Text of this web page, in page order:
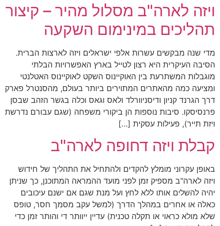
ויזה לארה"ב מסלול מהיר – קיצור
תהליכים במינימום השקעה
מדי שנה מבקשים עשרות אלפי ישראלים ויזה לארצות הברית.
הסיבה העיקרית היא רצון לטייל בארץ האפשרויות הבלתי
מוגבלות המשתרעת בין האוקיינוס השקט לאוקיינוס האטלנטי
ומציעה כמה מהאתרים המתוירים ביותר בעולם, מהסנטרל פארק
דרך הגרנד קניון ודיסניוורלד ולאס וגאס וכלה בגשר הזהב שבסן
פרנסיסקו. סיבות נוספות הן ביקורי משפחה (שגם עבורם נדרשת
ויזת תייר), פעילות עסקית […]
קבלת ויזה דחופה לארה"ב
באופן עקרוני מומלץ להקדים ולהתחיל את התהליך של חידוש
ויזה לארה"ב מספיק זמן לפני מועד ההמראה המתוכנן, כך שניתן
יהיה להשלים אותו ללא לחץ ועל מנת שגם אם ישנם עיכובים
כאלה או אחרים במהלך הדרך (למשל עקב מסמך חסר, טופס
שלא מולא כראוי או תקלה טכנית) עדיין ייוותר די והותר זמן כדי